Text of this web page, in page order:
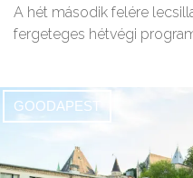
A hét második felére
fergeteges hétvégi
GOODAPEST